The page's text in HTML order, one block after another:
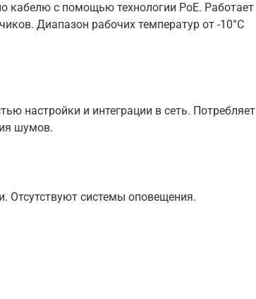
кабелю с помощью технологии РоЕ. Работает
Диапазон рабочих температур от -10°С
настройки и интеграции в сеть. Потребляет
шумов.
Отсутствуют системы оповещения.